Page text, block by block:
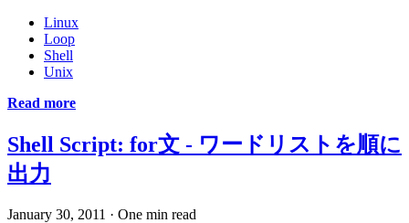
Linux
Loop
Shell
Unix
Read more
Shell Script: for文 - ワードリストを順に
出力
January 30, 2011 · One min read